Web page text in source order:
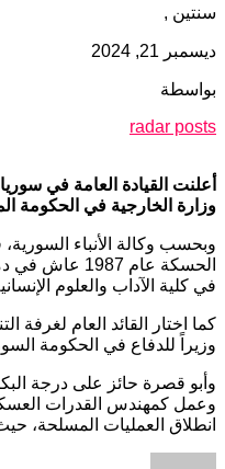
سنتين ,
ديسمبر 21, 2024
بواسطة
radar posts
أعلنت القيادة العامة في
وزارة الخارجية في الحكومة
وبحسب وكالة الأنباء
في كلية الآداب والعلوم
كما اختار القائد العام
وزيراً للدفاع في الحكومة
وأبو قصرة حائز على درجة
وعمل كمهندس القدرات
انطلاق العمليات المسلحة،